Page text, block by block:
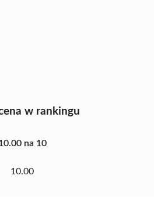
w rankingu
na 10
10.00